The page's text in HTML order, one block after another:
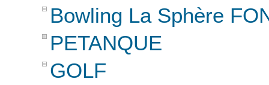
Bowling La Sphère
PETANQUE
GOLF